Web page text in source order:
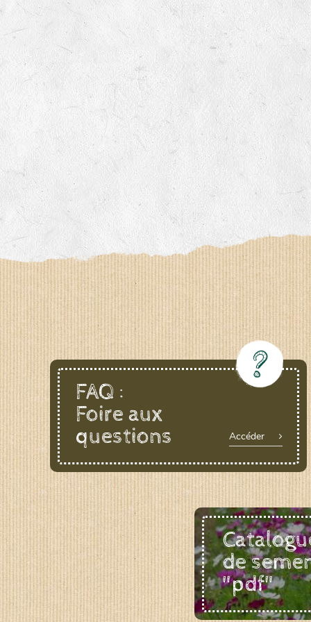
FAQ :
Foire aux
questions
Accéder
de
"pdf"